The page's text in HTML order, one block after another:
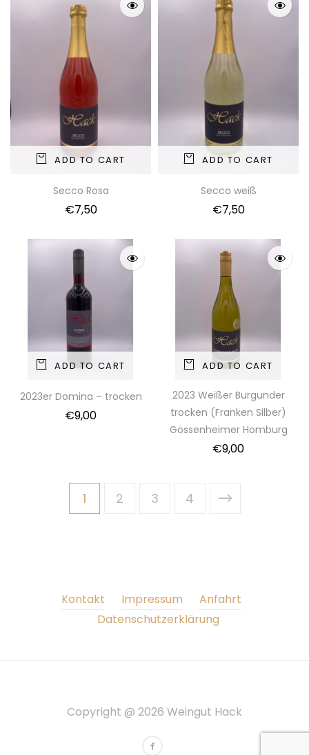
ADD TO CART
Secco Rosa
€7,50
ADD TO CART
Secco weiß
€7,50
ADD TO CART
2023er Domina – trocken
€9,00
ADD TO CART
2023 Weißer Burgunder
trocken (Franken Silber)
Gössenheimer Homburg
€9,00
1 2 3 4
Kontakt Impressum
Anfahrt
Datenschutzerklärung
Copyright @ 2026 Weingut Hack